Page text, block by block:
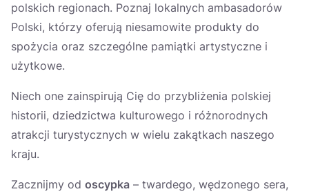
polskich regionach. Poznaj lokalnych ambasadorów
Polski, którzy oferują niesamowite produkty do
spożycia oraz szczególne pamiątki artystyczne i
użytkowe.
Niech one zainspirują Cię do przybliżenia polskiej
historii, dziedzictwa kulturowego i różnorodnych
atrakcji turystycznych w wielu zakątkach naszego
kraju.
Zacznijmy od oscypka – twardego, wędzonego sera,